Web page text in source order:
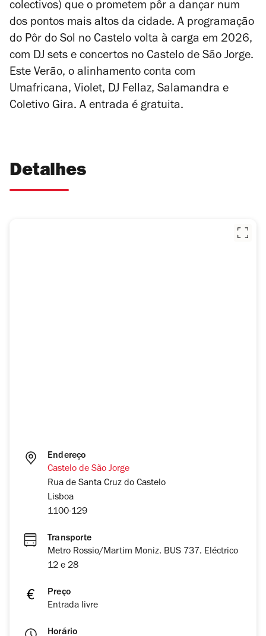
colectivos) que o prometem pôr a dançar num
dos pontos mais altos da cidade. A programação
do Pôr do Sol no Castelo volta à carga em 2026,
com DJ sets e concertos no Castelo de São Jorge.
Este Verão, o alinhamento conta com
Umafricana, Violet, DJ Fellaz, Salamandra e
Coletivo Gira. A entrada é gratuita.
Detalhes
Endereço
Castelo de São Jorge
Rua de Santa Cruz do Castelo
Lisboa
1100-129
Transporte
Metro Rossio/Martim Moniz. BUS 737. Eléctrico
12 e 28
Preço
Entrada livre
Horário